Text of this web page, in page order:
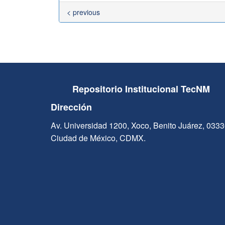
< previous
Repositorio Institucional TecNM
Dirección
Av. Universidad 1200, Xoco, Benito Juárez,
Ciudad de México, CDMX.